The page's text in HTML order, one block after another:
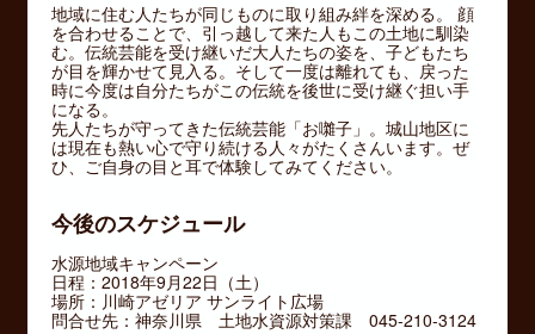
地域に住む人たちが同じものに取り組み絆を深める。 顔
を合わせることで、引っ越して来た人もこの土地に馴染
む。伝統芸能を受け継いだ大人たちの姿を、子どもたち
が目を輝かせて見入る。そして一度は離れても、戻った
時に今度は自分たちがこの伝統を後世に受け継ぐ担い手
になる。
先人たちが守ってきた伝統芸能「お囃子」。城山地区に
は現在も熱い心で守り続ける人々がたくさんいます。ぜ
ひ、ご自身の目と耳で体験してみてください。
今後のスケジュール
水源地域キャンペーン
日程：2018年9月22日（土）
場所：川崎アゼリア サンライト広場
問合せ先：神奈川県 土地水資源対策課 045-210-3124